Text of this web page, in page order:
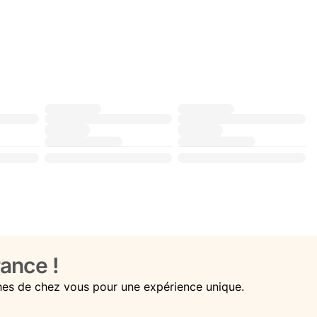
!
de chez vous pour une expérience unique.